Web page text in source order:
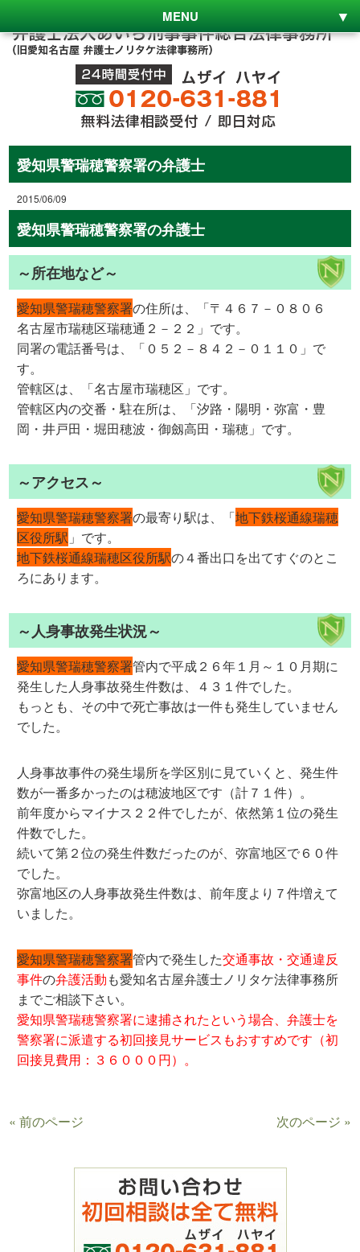
MENU
愛知県警瑞穂警察署の弁護士
2015/06/09
愛知県警瑞穂警察署の弁護士
～所在地など～
愛知県警瑞穂警察署の住所は、「〒４６７－０８０６
名古屋市瑞穂区瑞穂通２－２２」です。
同署の電話番号は、「０５２－８４２－０１１０」で
す。
管轄区は、「名古屋市瑞穂区」です。
管轄区内の交番・駐在所は、「汐路・陽明・弥富・豊
岡・井戸田・堀田穂波・御劔高田・瑞穂」です。
～アクセス～
愛知県警瑞穂警察署の最寄り駅は、「地下鉄桜通線瑞穂
区役所駅 」です。
地下鉄桜通線瑞穂区役所駅の４番出口を出てすぐのとこ
ろにあります。
～人身事故発生状況～
愛知県警瑞穂警察署管内で平成２６年１月～１０月期に
発生した人身事故発生件数は、４３１件でした。
もっとも、その中で死亡事故は一件も発生していません
でした。
人身事故事件の発生場所を学区別に見ていくと、発生件
数が一番多かったのは穂波地区です（計７１件）。
前年度からマイナス２２件でしたが、依然第１位の発生
件数でした。
続いて第２位の発生件数だったのが、弥富地区で６０件
でした。
弥富地区の人身事故発生件数は、前年度より７件増えて
いました。
愛知県警瑞穂警察署管内で発生した交通事故・交通違反
事件の弁護活動も愛知名古屋弁護士ノリタケ法律事務所
までご相談下さい。
愛知県警瑞穂警察署に逮捕されたという場合、弁護士を
警察署に派遣する初回接見サービスもおすすめです（初
回接見費用：３６０００円）。
« 前のページ 次のページ »